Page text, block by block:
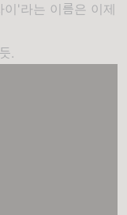
'라는 이름은 이제
.